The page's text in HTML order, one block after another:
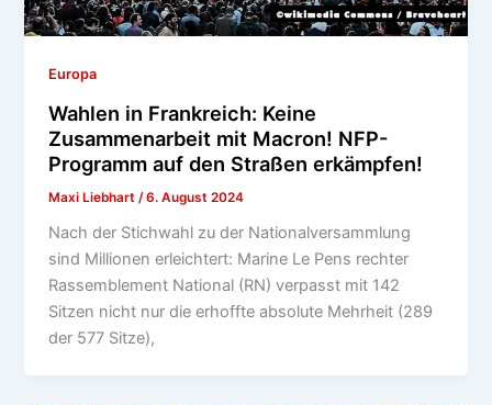
Europa
Wahlen in Frankreich: Keine
Zusammenarbeit mit Macron! NFP-
Programm auf den Straßen erkämpfen!
Maxi Liebhart /6. August 2024
Nach der Stichwahl zu der Nationalversammlung
sind Millionen erleichtert: Marine Le Pens rechter
Rassemblement National (RN) verpasst mit 142
Sitzen nicht nur die erhoffte absolute Mehrheit (289
der 577 Sitze),